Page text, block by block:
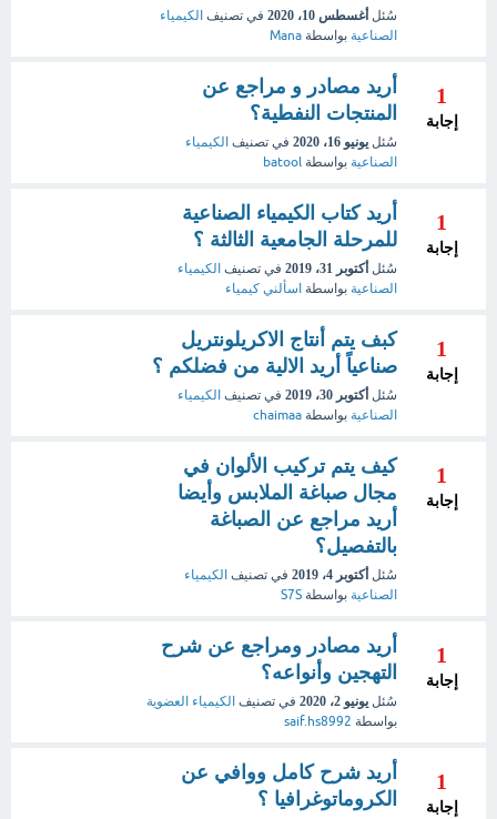
سُئل أغسطس 10، 2020 في تصنيف الكيمياء
الصناعية بواسطة Mana
1
إجابة
أريد مصادر و مراجع عن
المنتجات النفطية؟
سُئل يونيو 16، 2020 في تصنيف الكيمياء
الصناعية بواسطة batool
1
إجابة
أريد كتاب الكيمياء الصناعية
للمرحلة الجامعية الثالثة ؟
سُئل أكتوبر 31، 2019 في تصنيف الكيمياء
الصناعية بواسطة اسألني كيمياء
1
إجابة
كبف يتم أنتاج الاكريلونتريل
صناعياً أريد الالية من فضلكم ؟
سُئل أكتوبر 30، 2019 في تصنيف الكيمياء
الصناعية بواسطة chaimaa
1
إجابة
كيف يتم تركيب الألوان في
مجال صباغة الملابس وأيضا
أريد مراجع عن الصباغة
بالتفصيل؟
سُئل أكتوبر 4، 2019 في تصنيف الكيمياء
الصناعية بواسطة S7S
1
إجابة
أريد مصادر ومراجع عن شرح
التهجين وأنواعه؟
سُئل يونيو 2، 2020 في تصنيف الكيمياء العضوية
بواسطة saif.hs8992
1
إجابة
أريد شرح كامل ووافي عن
الكروماتوغرافيا ؟